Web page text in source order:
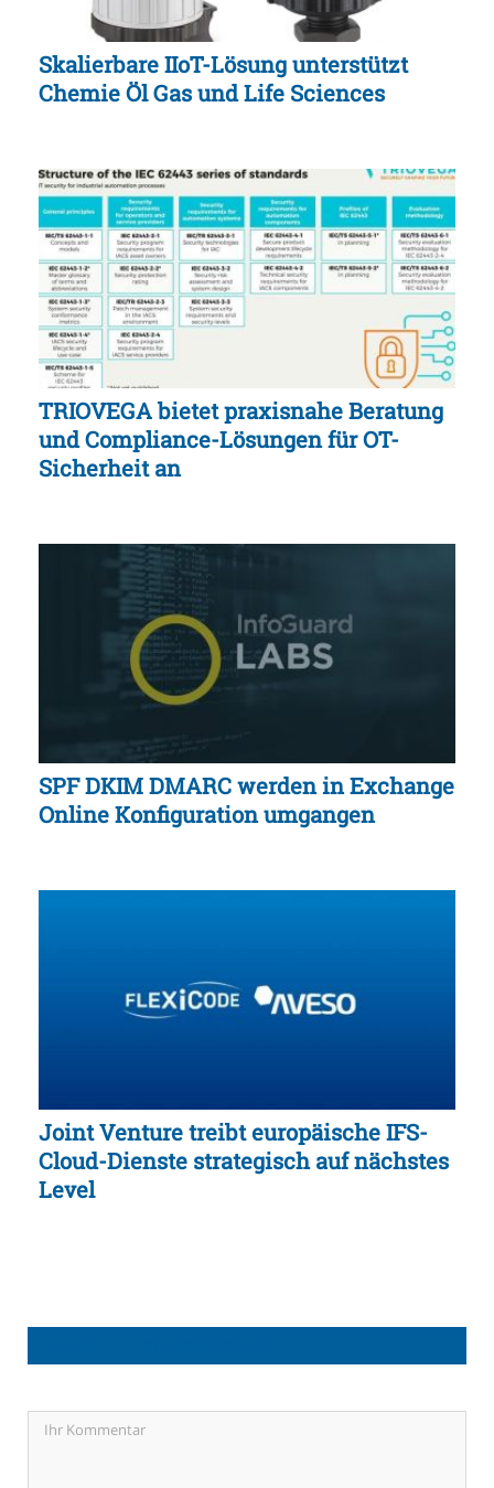
Skalierbare IIoT-Lösung unterstützt
Chemie Öl Gas und Life Sciences
TRIOVEGA bietet praxisnahe Beratung
und Compliance-Lösungen für OT-
Sicherheit an
SPF DKIM DMARC werden in Exchange
Online Konfiguration umgangen
Joint Venture treibt europäische IFS-
Cloud-Dienste strategisch auf nächstes
Level